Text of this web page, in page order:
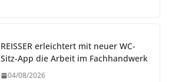
REISSER erleichtert mit neuer WC-
Sitz-App die Arbeit im Fachhandwerk
04/08/2026